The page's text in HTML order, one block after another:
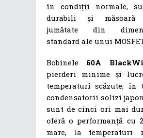
în condiții normale,
durabili și măsoară
jumătate din
standard ale unui
Bobinele 60A
pierderi minime și
temperaturi scăzute, în
condensatorii solizi
sunt de cinci ori mai
oferă o performanță cu
mare, la temperaturi